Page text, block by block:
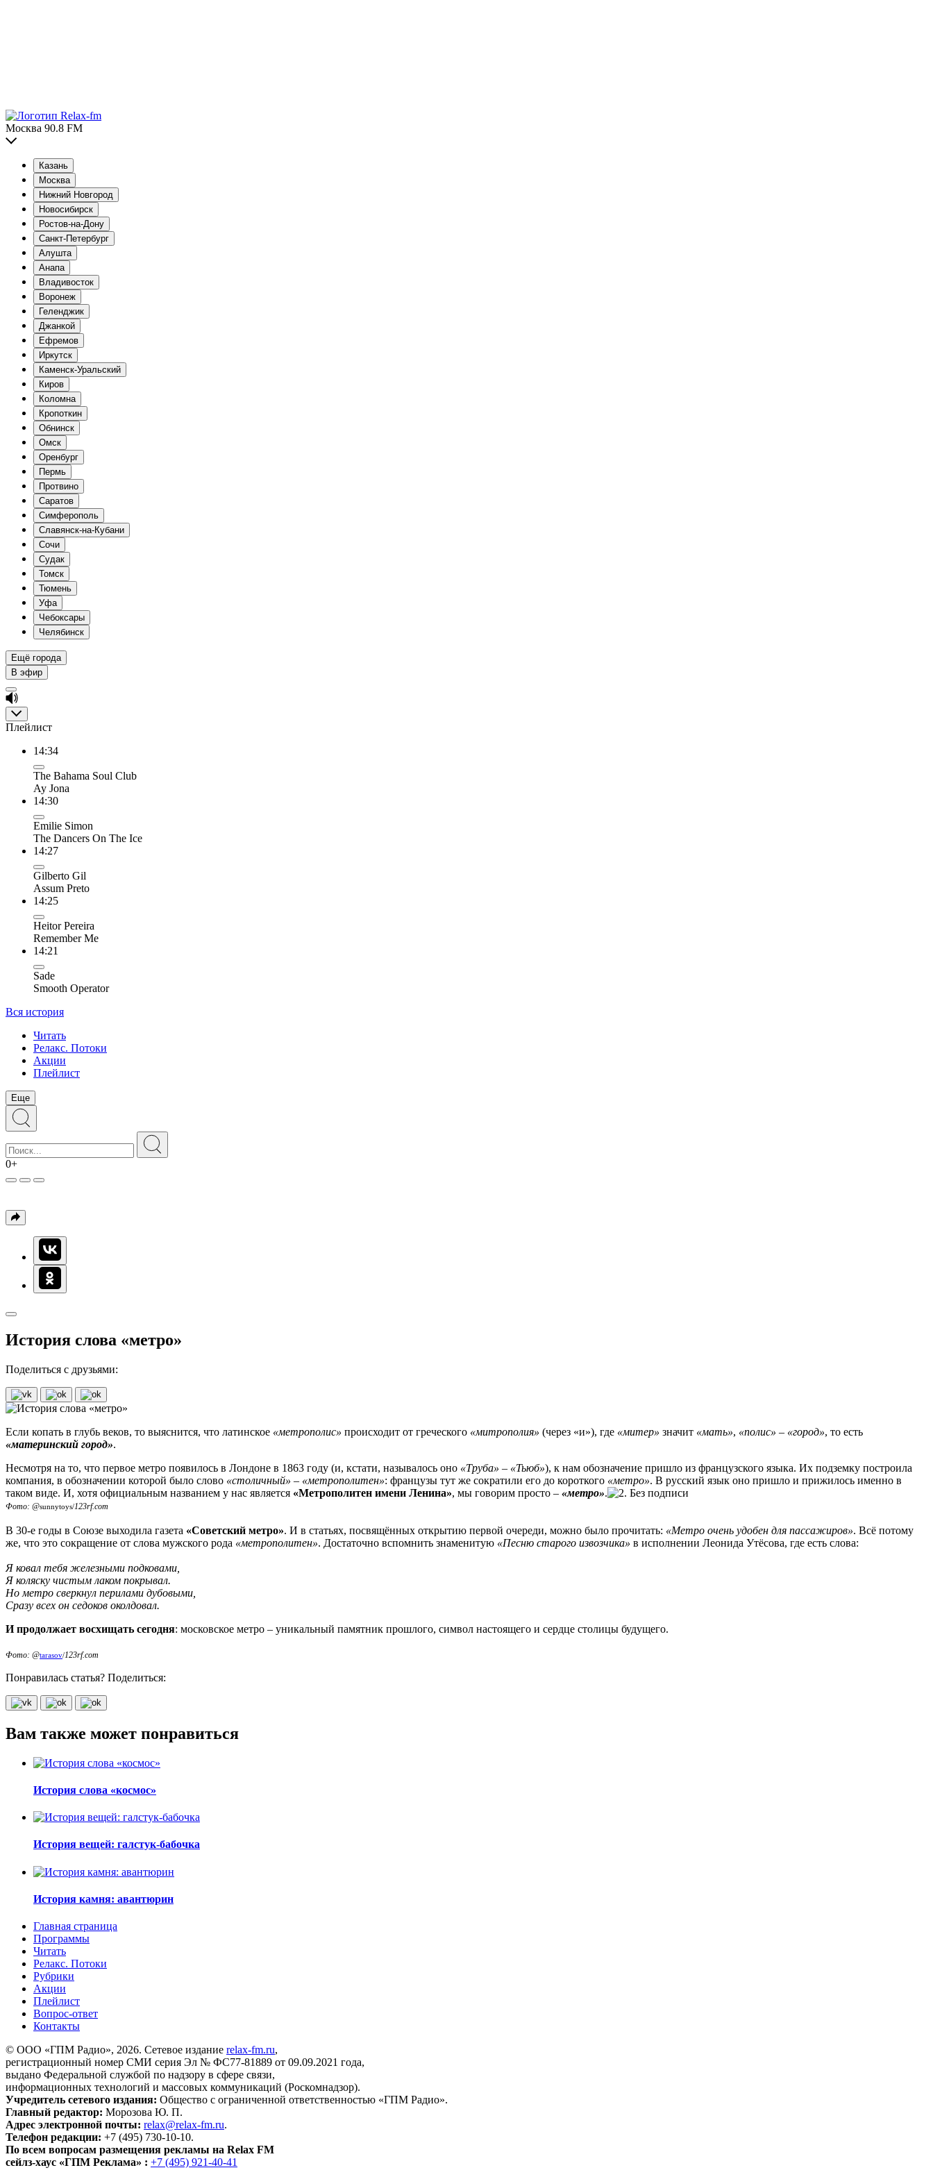
Москва 90.8 FM
Казань
Москва
Нижний Новгород
Новосибирск
Ростов-на-Дону
Санкт-Петербург
Алушта
Анапа
Владивосток
Воронеж
Геленджик
Джанкой
Ефремов
Иркутск
Каменск-Уральский
Киров
Коломна
Кропоткин
Обнинск
Омск
Оренбург
Пермь
Протвино
Саратов
Симферополь
Славянск-на-Кубани
Сочи
Судак
Томск
Тюмень
Уфа
Чебоксары
Челябинск
Ещё города
В эфир
Плейлист
14:34
The Bahama Soul Club
Ay Jona
14:30
Emilie Simon
The Dancers On The Ice
14:27
Gilberto Gil
Assum Preto
14:25
Heitor Pereira
Remember Me
14:21
Sade
Smooth Operator
Вся история
Читать
Релакс. Потоки
Акции
Плейлист
Еще
0+
История слова «метро»
Поделиться с друзьями:
Если копать в глубь веков, то выяснится, что латинское «метрополис» происходит от греческого «митрополия» (через «и»), где «митер» значит «мать», «полис» – «город», то есть
«материнский город».
Несмотря на то, что первое метро появилось в Лондоне в 1863 году (и, кстати, называлось оно «Труба» – «Тьюб»), к нам обозначение пришло из французского языка. Их подземку построила
компания, в обозначении которой было слово «столичный» – «метрополитен»: французы тут же сократили его до короткого «метро». В русский язык оно пришло и прижилось именно в
таком виде. И, хотя официальным названием у нас является «Метрополитен имени Ленина», мы говорим просто – «метро».
Фото: @sunnytoys/123rf.com
В 30-е годы в Союзе выходила газета «Советский метро». И в статьях, посвящённых открытию первой очереди, можно было прочитать: «Метро очень удобен для пассажиров». Всё потому
же, что это сокращение от слова мужского рода «метрополитен». Достаточно вспомнить знаменитую «Песню старого извозчика» в исполнении Леонида Утёсова, где есть слова:
Я ковал тебя железными подковами,
Я коляску чистым лаком покрывал.
Но метро сверкнул перилами дубовыми,
Сразу всех он седоков околдовал.
И продолжает восхищать сегодня: московское метро – уникальный памятник прошлого, символ настоящего и сердце столицы будущего.
Фото: @tarasov/123rf.com
Понравилась статья? Поделиться:
Вам также может понравиться
История слова «космос»
История вещей: галстук-бабочка
История камня: авантюрин
Главная страница
Программы
Читать
Релакс. Потоки
Рубрики
Акции
Плейлист
Вопрос-ответ
Контакты
© ООО «ГПМ Радио», 2026. Сетевое издание relax-fm.ru,
регистрационный номер СМИ серия Эл № ФС77-81889 от 09.09.2021 года,
выдано Федеральной службой по надзору в сфере связи,
информационных технологий и массовых коммуникаций (Роскомнадзор).
Учредитель сетевого издания: Общество с ограниченной ответственностью «ГПМ Радио».
Главный редактор: Морозова Ю. П.
Адрес электронной почты: relax@relax-fm.ru.
Телефон редакции: +7 (495) 730-10-10.
По всем вопросам размещения рекламы на Relax FM
сейлз-хаус «ГПМ Реклама» : +7 (495) 921-40-41